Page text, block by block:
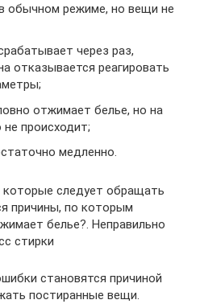
обычном режиме, но вещи не
через раз,
отказывается реагировать
отжимает белье, но на
происходит;
медленно.
которые следует обращать
причины, по которым
белье?. Неправильно
стирки
становятся причиной
постиранные вещи.